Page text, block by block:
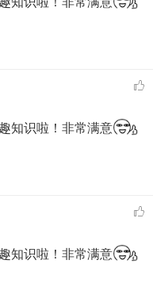
知识啦！非常满意
知识啦！非常满意